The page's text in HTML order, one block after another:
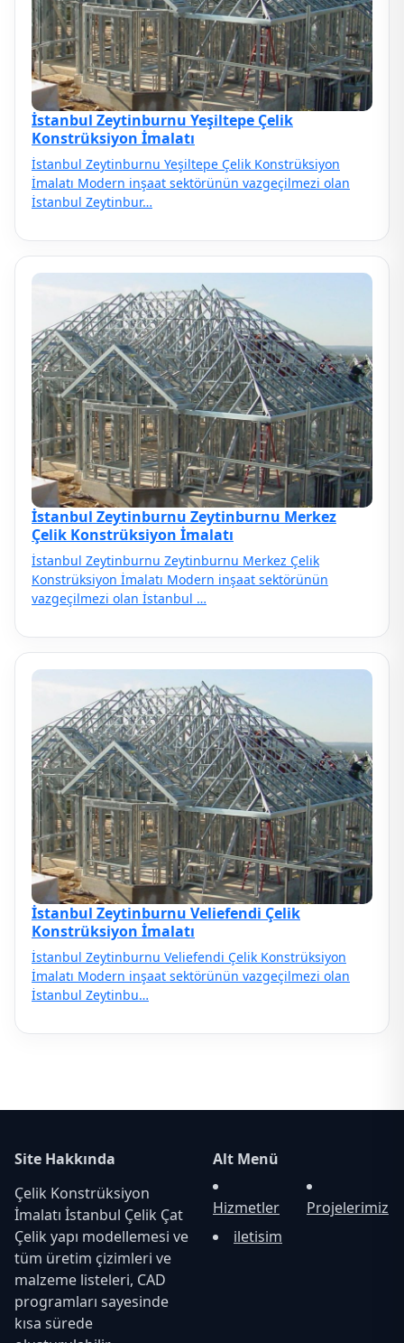
İstanbul Zeytinburnu Yeşiltepe Çelik
Konstrüksiyon İmalatı
İstanbul Zeytinburnu Yeşiltepe Çelik Konstrüksiyon
İmalatı Modern inşaat sektörünün vazgeçilmezi olan
İstanbul Zeytinbur…
İstanbul Zeytinburnu Zeytinburnu Merkez
Çelik Konstrüksiyon İmalatı
İstanbul Zeytinburnu Zeytinburnu Merkez Çelik
Konstrüksiyon İmalatı Modern inşaat sektörünün
vazgeçilmezi olan İstanbul …
İstanbul Zeytinburnu Veliefendi Çelik
Konstrüksiyon İmalatı
İstanbul Zeytinburnu Veliefendi Çelik Konstrüksiyon
İmalatı Modern inşaat sektörünün vazgeçilmezi olan
İstanbul Zeytinbu…
Site Hakkında
Çelik Konstrüksiyon
İmalatı İstanbul Çelik Çat
Çelik yapı modellemesi ve
tüm üretim çizimleri ve
malzeme listeleri, CAD
programları sayesinde
kısa sürede
Alt Menü
Hizmetler
Projelerimiz
iletisim